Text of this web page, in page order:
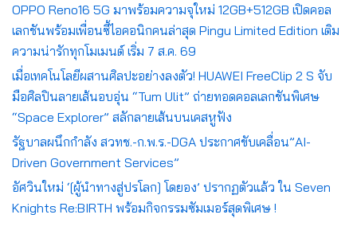
OPPO Reno16 5G มาพร้อมความจุใหม่ 12GB+512GB เปิดคอล
เลกชันพร้อมเพื่อนซี้ไอคอนิกคนล่าสุด Pingu Limited Edition เติม
ความน่ารักทุกโมเมนต์ เริ่ม 7 ส.ค. 69
เมื่อเทคโนโลยีผสานศิลปะอย่างลงตัว! HUAWEI FreeClip 2 S จับ
มือศิลปินลายเส้นอบอุ่น “Tum Ulit” ถ่ายทอดคอลเลกชันพิเศษ
“Space Explorer” สลักลายเส้นบนเคสหูฟัง
รัฐบาลผนึกกำลัง สวทช.-ก.พ.ร.-DGA ประกาศขับเคลื่อน”AI-
Driven Government Services”
อัศวินใหม่ ‘[ผู้นำทางสู่ปรโลก] โดยอง’ ปรากฏตัวแล้ว ใน Seven
Knights Re:BIRTH พร้อมกิจกรรมซัมเมอร์สุดพิเศษ !